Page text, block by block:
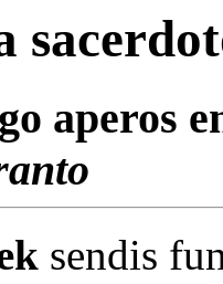
aperos
sendis